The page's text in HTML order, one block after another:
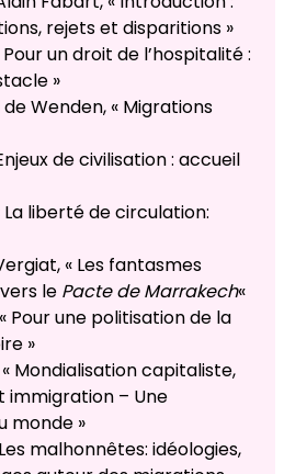
rejets et disparitions »
un droit de l’hospitalité :
»
Wenden, « Migrations
de civilisation : accueil
La liberté de circulation:
« Les fantasmes
le Pacte de Marrakech«
Pour une politisation de la
»
Mondialisation capitaliste,
– Une
monde »
malhonnêtes: idéologies,